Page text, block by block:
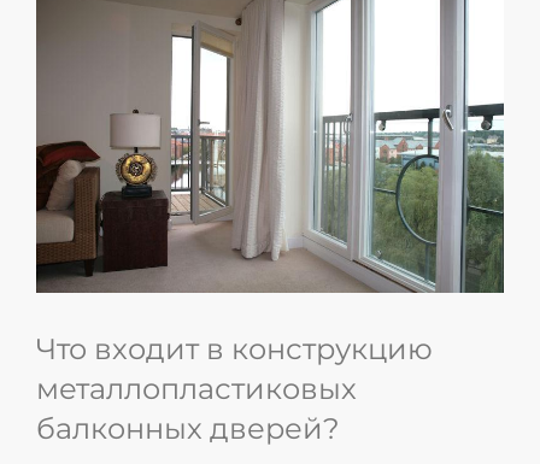
Что входит в конструкцию
металлопластиковых
балконных дверей?